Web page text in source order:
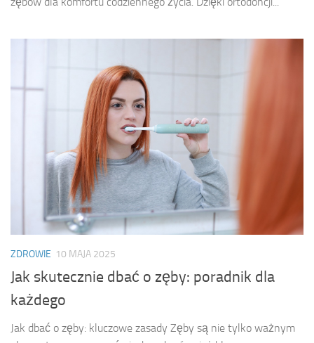
ZDROWIE 10 MAJA 2025
Jak skutecznie dbać o zęby: poradnik dla
każdego
Jak dbać o zęby: kluczowe zasady Zęby są nie tylko ważnym